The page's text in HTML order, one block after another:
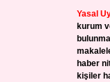
Yasal
kurum
haber
kişiler